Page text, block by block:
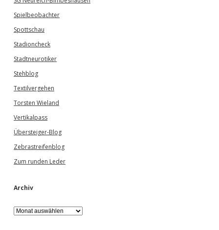
Spielbeobachter
Spottschau
Stadioncheck
Stadtneurotiker
Stehblog
Textilvergehen
Torsten Wieland
Vertikalpass
Übersteiger-Blog
Zebrastreifenblog
Zum runden Leder
Archiv
A
r